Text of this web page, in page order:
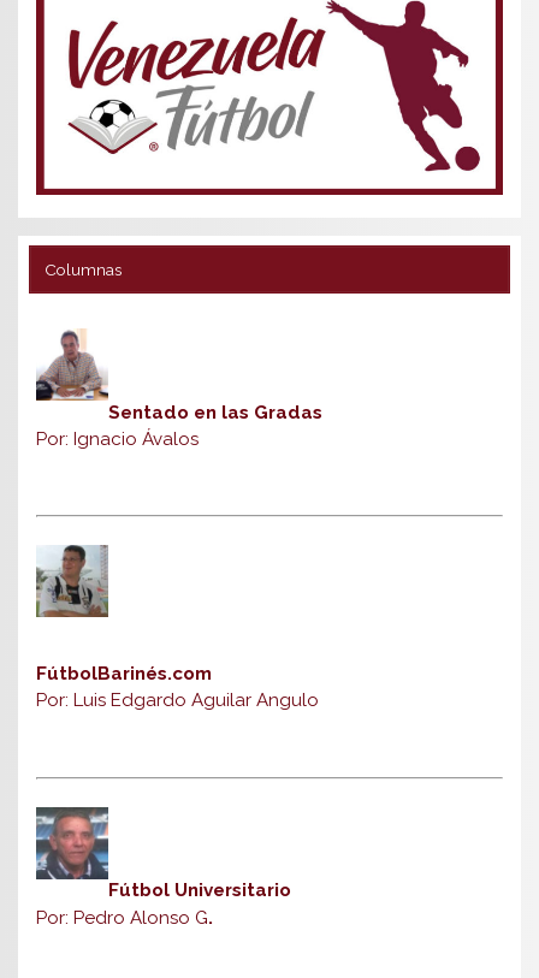
Columnas
Sentado en las Gradas
Por: Ignacio Ávalos
FútbolBarinés.com
Por: Luis Edgardo Aguilar Angulo
Fútbol Universitario
Por: Pedro Alonso G.